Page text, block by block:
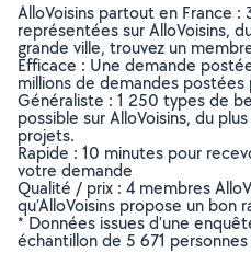
AlloVoisins partout en France
représentées sur AlloVoisins,
grande ville, trouvez un
Efficace : Une demande
millions de demandes postées
Généraliste : 1 250 types de
possible sur AlloVoisins, du
projets.
Rapide : 10 minutes pour
votre demande
Qualité / prix : 4 membres
qu’AlloVoisins propose un
* Données issues d’une
échantillon de 5 671